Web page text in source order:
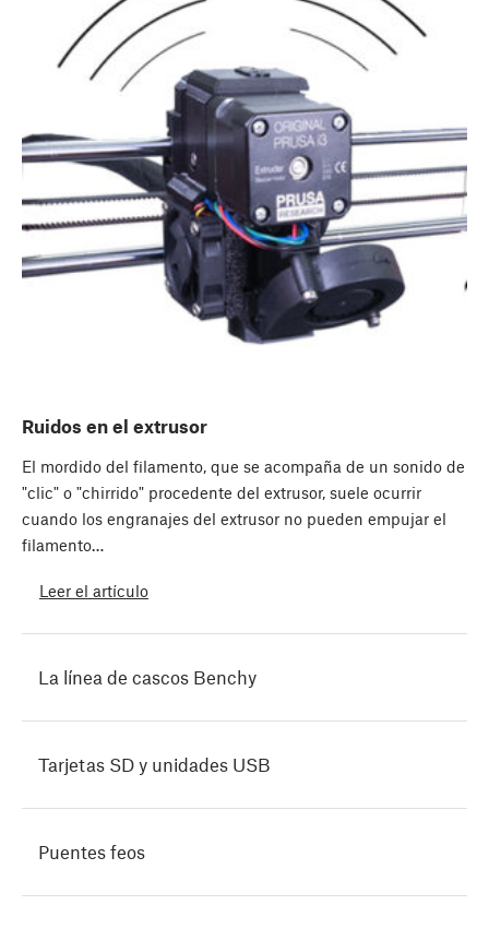
Ruidos en el extrusor
El mordido del filamento, que se acompaña de un sonido de
"clic" o "chirrido" procedente del extrusor, suele ocurrir
cuando los engranajes del extrusor no pueden empujar el
filamento…
Leer el artículo
La línea de cascos Benchy
Tarjetas SD y unidades USB
Puentes feos